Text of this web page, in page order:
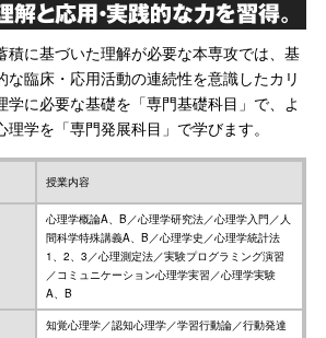
と応用・実践的な力を習得。
積に基づいた理解が必要な本専攻では、基
な臨床・応用活動の連続性を意識したカリ
学に必要な基礎を「専門基礎科目」で、よ
理学を「専門発展科目」で学びます。
授業内容
心理学概論A、B／心理学研究法／心理学入門／人
間科学特殊講義A、B／心理学史／心理学統計法
1、2、3／心理測定法／実験プログラミング演習
／コミュニケーション心理学実習／心理学実験
A、B
知覚心理学／認知心理学／学習行動論／行動発達